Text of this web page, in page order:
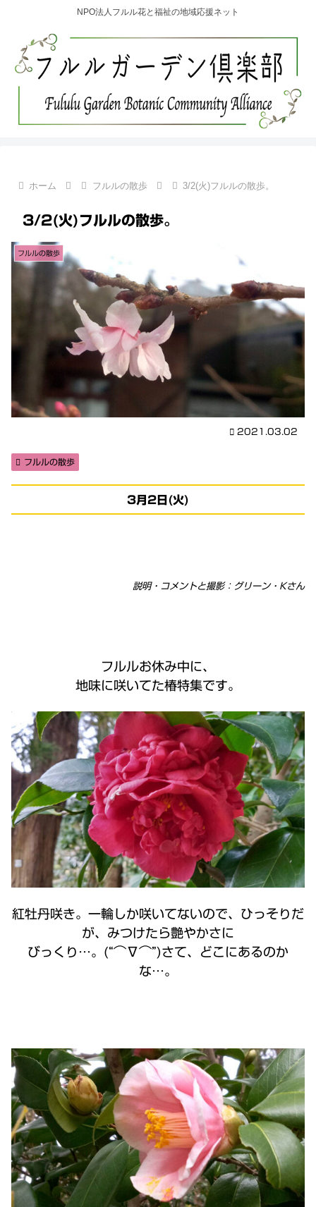
NPO法人フルル花と福祉の地域応援ネット
ホーム フルルの散歩 3/2(火)フルルの散歩。
3/2(火)フルルの散歩。
フルルの散歩
2021.03.02
フルルの散歩
3月2日(火)
説明・コメントと撮影：グリーン・Kさん
フルルお休み中に、
地味に咲いてた椿特集です。
紅牡丹咲き。一輪しか咲いてないので、ひっそりだ
が、みつけたら艶やかさに
びっくり…。(“⌒∇⌒”)さて、どこにあるのか
な…。